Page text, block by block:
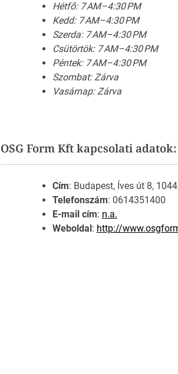
Hétfő: 7 AM–4:30 PM
Kedd: 7 AM–4:30 PM
Szerda: 7 AM–4:30 PM
Csütörtök: 7 AM–4:30 PM
Péntek: 7 AM–4:30 PM
Szombat: Zárva
Vasárnap: Zárva
OSG Form Kft kapcsolati adatok:
Cím: Budapest, Íves út 8, 1044
Telefonszám: 0614351400
E-mail cím: n.a.
Weboldal: http://